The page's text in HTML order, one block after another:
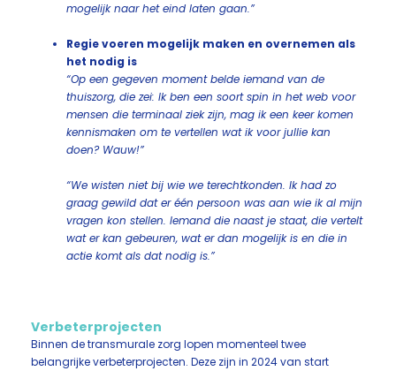
mogelijk naar het eind laten gaan.”
Regie voeren mogelijk maken en overnemen als
het nodig is
“Op een gegeven moment belde iemand van de
thuiszorg, die zei: Ik ben een soort spin in het web voor
mensen die terminaal ziek zijn, mag ik een keer komen
kennismaken om te vertellen wat ik voor jullie kan
doen? Wauw!”
“We wisten niet bij wie we terechtkonden. Ik had zo
graag gewild dat er één persoon was aan wie ik al mijn
vragen kon stellen. Iemand die naast je staat, die vertelt
wat er kan gebeuren, wat er dan mogelijk is en die in
actie komt als dat nodig is.”
Verbeterprojecten
Binnen de transmurale zorg lopen momenteel twee
belangrijke verbeterprojecten. Deze zijn in 2024 van start